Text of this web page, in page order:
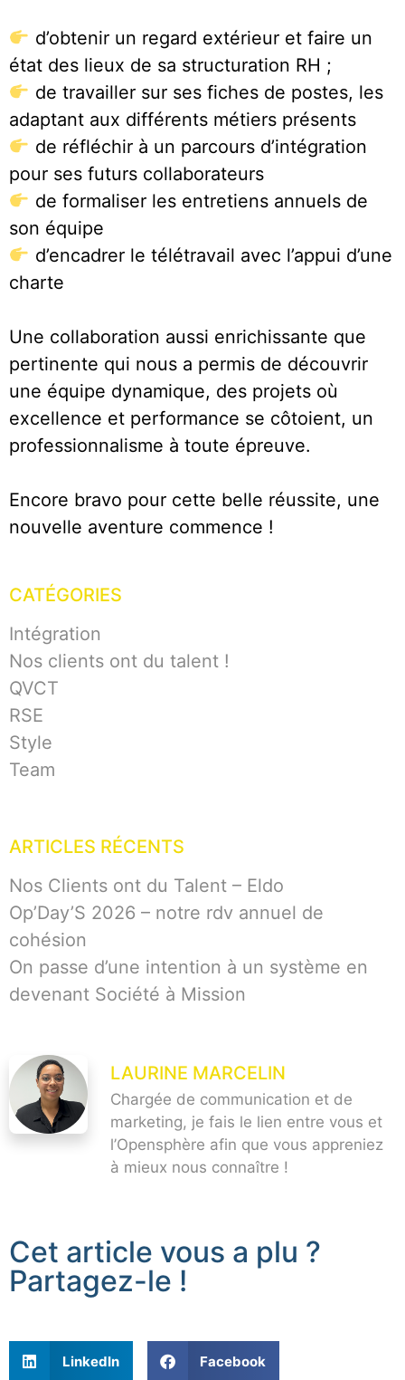
d’obtenir un regard extérieur et faire un
état des lieux de sa structuration RH ;
de travailler sur ses fiches de postes, les
adaptant aux différents métiers présents
de réfléchir à un parcours d’intégration
pour ses futurs collaborateurs
de formaliser les entretiens annuels de
son équipe
d’encadrer le télétravail avec l’appui d’une
charte
Une collaboration aussi enrichissante que
pertinente qui nous a permis de découvrir
une équipe dynamique, des projets où
excellence et performance se côtoient, un
professionnalisme à toute épreuve.
Encore bravo pour cette belle réussite, une
nouvelle aventure commence !
CATÉGORIES
Intégration
Nos clients ont du talent !
QVCT
RSE
Style
Team
ARTICLES RÉCENTS
Nos Clients ont du Talent – Eldo
Op’Day’S 2026 – notre rdv annuel de
cohésion
On passe d’une intention à un système en
devenant Société à Mission
LAURINE MARCELIN
Chargée de communication et de
marketing, je fais le lien entre vous et
l’Opensphère afin que vous appreniez
à mieux nous connaître !
Cet article vous a plu ?
Partagez-le !
LinkedIn Facebook